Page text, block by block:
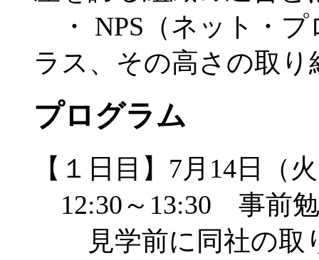
・ NPS（ネット・プ
ラス、その高さの取り
プログラム
【１日目】7月14日（
12:30～13:30 事前
見学前に同社の取